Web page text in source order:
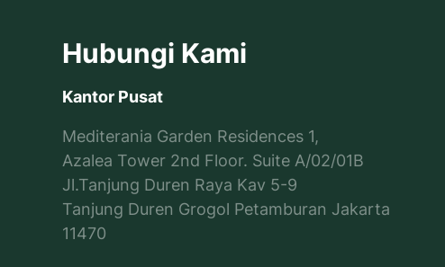
Hubungi Kami
Kantor Pusat
Mediterania Garden Residences 1,
Azalea Tower 2nd Floor. Suite A/02/01B
Jl.Tanjung Duren Raya Kav 5-9
Tanjung Duren Grogol Petamburan Jakarta
11470